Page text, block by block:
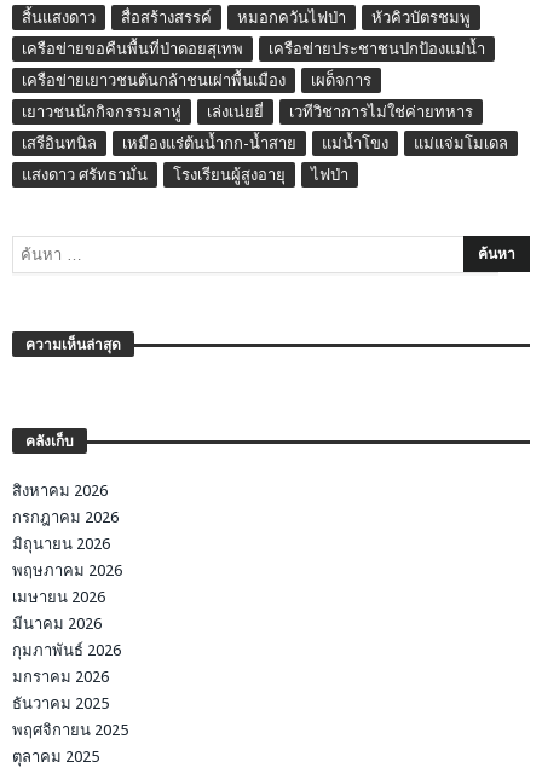
สิ้นแสงดาว สื่อสร้างสรรค์ หมอกควันไฟป่า
หัวคิวบัตรชมพู
เครือข่ายขอคืนพื้นที่ป่าดอยสุเทพ
เครือข่ายประชาชนปกป้องแม่น้ำ
เครือข่ายเยาวชนต้นกล้าชนเผ่าพื้นเมือง
เผด็จการ
เยาวชนนักกิจกรรมลาหู่
เล่งเน่ยยี่
เวทีวิชาการไม่ใช่ค่ายทหาร
เสรีอินทนิล
เหมืองแร่ต้นน้ำกก-น้ำสาย แม่น้ำโขง
แม่แจ่มโมเดล
แสงดาว ศรัทธามั่น
โรงเรียนผู้สูงอายุ ไฟป่า
ความเห็นล่าสุด
คลังเก็บ
สิงหาคม 2026
กรกฎาคม 2026
มิถุนายน 2026
พฤษภาคม 2026
เมษายน 2026
มีนาคม 2026
กุมภาพันธ์ 2026
มกราคม 2026
ธันวาคม 2025
พฤศจิกายน 2025
ตุลาคม 2025